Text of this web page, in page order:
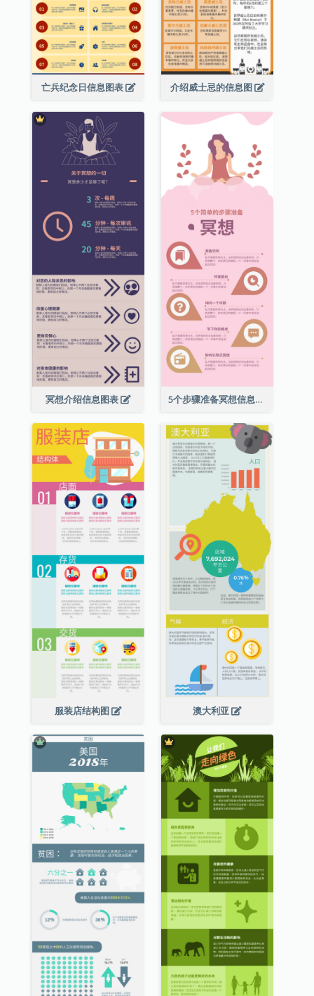
亡兵纪念日信息图表 介绍威士忌的信息图
冥想介绍信息图表 5个步骤准备冥想信息图表
服装店结构图 澳大利亚